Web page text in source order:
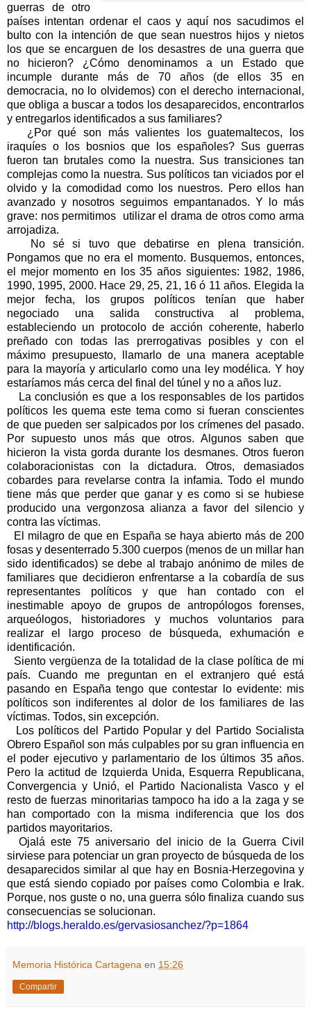
guerras de otro
países intentan ordenar el caos y aquí nos sacudimos el
bulto con la intención de que sean nuestros hijos y nietos
los que se encarguen de los desastres de una guerra que
no hicieron? ¿Cómo denominamos a un Estado que
incumple durante más de 70 años (de ellos 35 en
democracia, no lo olvidemos) con el derecho internacional,
que obliga a buscar a todos los desaparecidos, encontrarlos
y entregarlos identificados a sus familiares?
¿Por qué son más valientes los guatemaltecos, los
iraquíes o los bosnios que los españoles? Sus guerras
fueron tan brutales como la nuestra. Sus transiciones tan
complejas como la nuestra. Sus políticos tan viciados por el
olvido y la comodidad como los nuestros. Pero ellos han
avanzado y nosotros seguimos empantanados. Y lo más
grave: nos permitimos utilizar el drama de otros como arma
arrojadiza.
No sé si tuvo que debatirse en plena transición.
Pongamos que no era el momento. Busquemos, entonces,
el mejor momento en los 35 años siguientes: 1982, 1986,
1990, 1995, 2000. Hace 29, 25, 21, 16 ó 11 años. Elegida la
mejor fecha, los grupos políticos tenían que haber
negociado una salida constructiva al problema,
estableciendo un protocolo de acción coherente, haberlo
preñado con todas las prerrogativas posibles y con el
máximo presupuesto, llamarlo de una manera aceptable
para la mayoría y articularlo como una ley modélica. Y hoy
estaríamos más cerca del final del túnel y no a años luz.
La conclusión es que a los responsables de los partidos
políticos les quema este tema como si fueran conscientes
de que pueden ser salpicados por los crímenes del pasado.
Por supuesto unos más que otros. Algunos saben que
hicieron la vista gorda durante los desmanes. Otros fueron
colaboracionistas con la dictadura. Otros, demasiados
cobardes para revelarse contra la infamia. Todo el mundo
tiene más que perder que ganar y es como si se hubiese
producido una vergonzosa alianza a favor del silencio y
contra las víctimas.
El milagro de que en España se haya abierto más de 200
fosas y desenterrado 5.300 cuerpos (menos de un millar han
sido identificados) se debe al trabajo anónimo de miles de
familiares que decidieron enfrentarse a la cobardía de sus
representantes políticos y que han contado con el
inestimable apoyo de grupos de antropólogos forenses,
arqueólogos, historiadores y muchos voluntarios para
realizar el largo proceso de búsqueda, exhumación e
identificación.
Siento vergüenza de la totalidad de la clase política de mi
país. Cuando me preguntan en el extranjero qué está
pasando en España tengo que contestar lo evidente: mis
políticos son indiferentes al dolor de los familiares de las
víctimas. Todos, sin excepción.
Los políticos del Partido Popular y del Partido Socialista
Obrero Español son más culpables por su gran influencia en
el poder ejecutivo y parlamentario de los últimos 35 años.
Pero la actitud de Izquierda Unida, Esquerra Republicana,
Convergencia y Unió, el Partido Nacionalista Vasco y el
resto de fuerzas minoritarias tampoco ha ido a la zaga y se
han comportado con la misma indiferencia que los dos
partidos mayoritarios.
Ojalá este 75 aniversario del inicio de la Guerra Civil
sirviese para potenciar un gran proyecto de búsqueda de los
desaparecidos similar al que hay en Bosnia-Herzegovina y
que está siendo copiado por países como Colombia e Irak.
Porque, nos guste o no, una guerra sólo finaliza cuando sus
consecuencias se solucionan.
http://blogs.heraldo.es/gervasiosanchez/?p=1864
Memoria Histórica Cartagena en 15:26
Compartir